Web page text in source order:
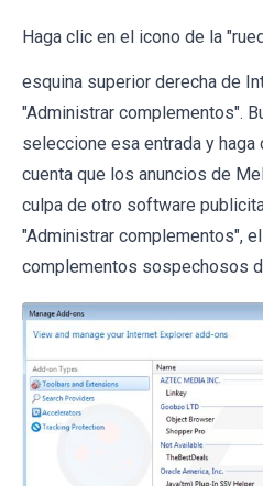
Haga clic en el icono de la
esquina superior derecha de
"Administrar complementos".
seleccione esa entrada y haga
cuenta que los anuncios de
culpa de otro software
"Administrar complementos",
complementos sospechosos